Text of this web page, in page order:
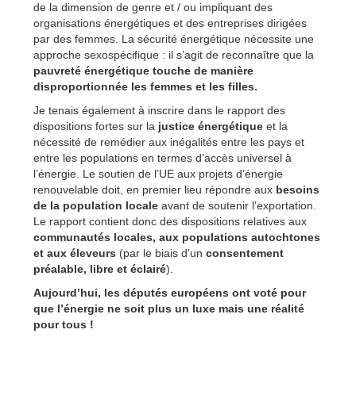
de la dimension de genre et / ou impliquant des
organisations énergétiques et des entreprises dirigées
par des femmes. La sécurité énergétique nécessite une
approche sexospécifique : il s’agit de reconnaître que la
pauvreté énergétique touche de manière
disproportionnée les femmes et les filles.
Je tenais également à inscrire dans le rapport des
dispositions fortes sur la justice énergétique et la
nécessité de remédier aux inégalités entre les pays et
entre les populations en termes d’accès universel à
l’énergie. Le soutien de l’UE aux projets d’énergie
renouvelable doit, en premier lieu répondre aux besoins
de la population locale avant de soutenir l’exportation.
Le rapport contient donc des dispositions relatives aux
communautés locales, aux populations autochtones
et aux éleveurs (par le biais d’un consentement
préalable, libre et éclairé).
Aujourd’hui, les députés européens ont voté pour
que l’énergie ne soit plus un luxe mais une réalité
pour tous !